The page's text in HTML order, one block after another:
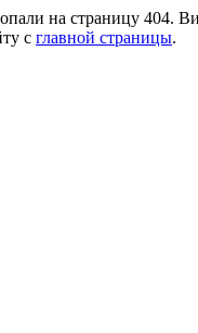
на страницу 404.
с главной страницы.